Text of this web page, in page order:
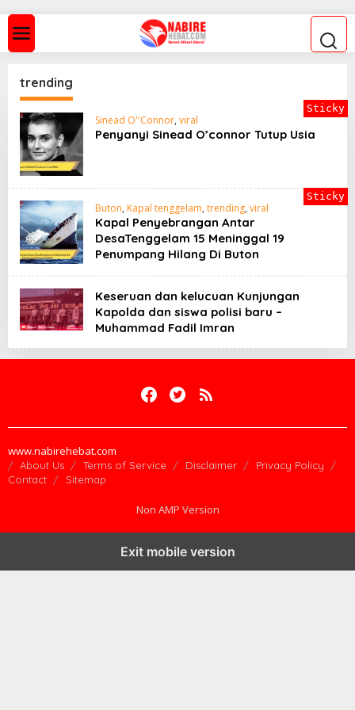
p
trending
Sinead O''Connor, viral
Penyanyi Sinead O’connor Tutup Usia
Sticky
Buton, Kapal tenggelam, trending, viral
Kapal Penyebrangan Antar
DesaTenggelam 15 Meninggal 19
Penumpang Hilang Di Buton
Sticky
Keseruan dan kelucuan Kunjungan
Kapolda dan siswa polisi baru –
Muhammad Fadil Imran
www.nabirehebat.com
About Us Terms of Service Disclaimer
Privacy Policy
Contact
Sitemap
Non AMP Version
Exit mobile version